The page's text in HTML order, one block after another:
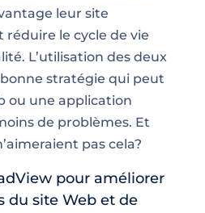
leur site
le cycle de vie
L’utilisation des deux
stratégie qui peut
ou une application
de problèmes. Et
pas cela?
pour améliorer
du site Web et de